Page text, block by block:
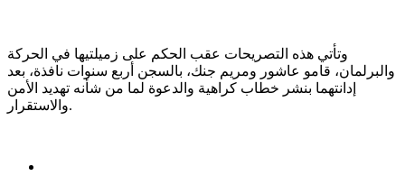
وتأتي هذه التصريحات عقب الحكم على زميلتيها في الحركة
والبرلمان، قامو عاشور ومريم جنك، بالسجن أربع سنوات نافذة، بعد
إدانتهما بنشر خطاب كراهية والدعوة لما من شأنه تهديد الأمن
والاستقرار.